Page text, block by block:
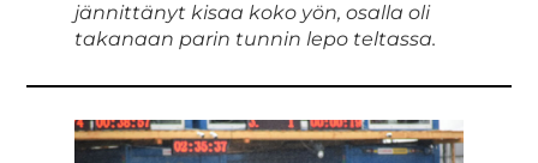
jännittänyt kisaa koko yön, osalla oli
takanaan parin tunnin lepo teltassa.